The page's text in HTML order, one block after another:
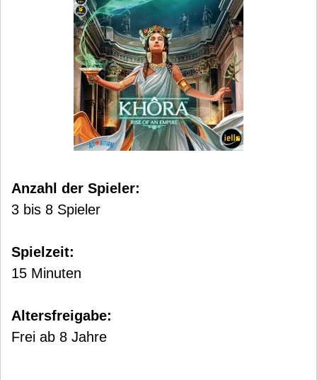
Anzahl der Spieler:
3 bis 8 Spieler
Spielzeit:
15 Minuten
Altersfreigabe:
Frei ab 8 Jahre